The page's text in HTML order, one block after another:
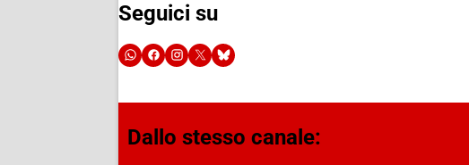
Seguici su
Dallo stesso canale: